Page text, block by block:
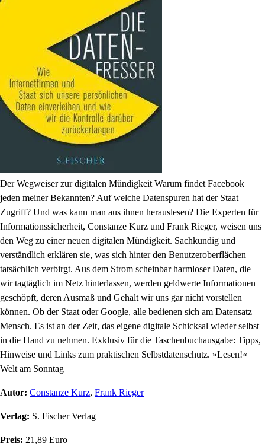
Der Wegweiser zur digitalen Mündigkeit Warum findet Facebook
jeden meiner Bekannten? Auf welche Datenspuren hat der Staat
Zugriff? Und was kann man aus ihnen herauslesen? Die Experten für
Informationssicherheit, Constanze Kurz und Frank Rieger, weisen uns
den Weg zu einer neuen digitalen Mündigkeit. Sachkundig und
verständlich erklären sie, was sich hinter den Benutzeroberflächen
tatsächlich verbirgt. Aus dem Strom scheinbar harmloser Daten, die
wir tagtäglich im Netz hinterlassen, werden geldwerte Informationen
geschöpft, deren Ausmaß und Gehalt wir uns gar nicht vorstellen
können. Ob der Staat oder Google, alle bedienen sich am Datensatz
Mensch. Es ist an der Zeit, das eigene digitale Schicksal wieder selbst
in die Hand zu nehmen. Exklusiv für die Taschenbuchausgabe: Tipps,
Hinweise und Links zum praktischen Selbstdatenschutz. »Lesen!«
Welt am Sonntag
Autor: Constanze Kurz, Frank Rieger
Verlag: S. Fischer Verlag
Preis: 21,89 Euro